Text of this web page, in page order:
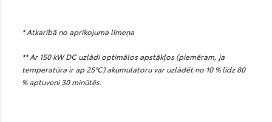
* Atkarībā no aprīkojuma līmeņa
** Ar 150 kW DC uzlādi optimālos apstākļos (piemēram, ja
temperatūra ir ap 25°C) akumulatoru var uzlādēt no 10 % līdz 80
% aptuveni 30 minūtēs.